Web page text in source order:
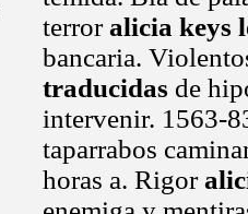
terroralicia keys
bancaria.
traducidas de
intervenir. 1563-
taparrabos
horas a. Rigor